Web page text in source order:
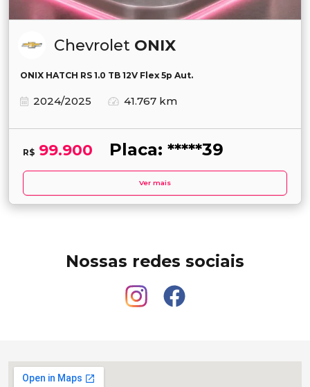
Chevrolet ONIX
ONIX HATCH RS 1.0 TB 12V Flex 5p Aut.
2024/2025 41.767 km
R$ 99.900 Placa: *****39
Ver mais
Nossas redes sociais